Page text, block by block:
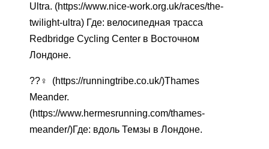
Ultra. (https://www.nice-work.org.uk/races/the-
twilight-ultra) Где: велосипедная трасса
Redbridge Cycling Center в Восточном
Лондоне.
??‍♀️ (https://runningtribe.co.uk/)Thames
Meander.
(https://www.hermesrunning.com/thames-
meander/)Где: вдоль Темзы в Лондоне.